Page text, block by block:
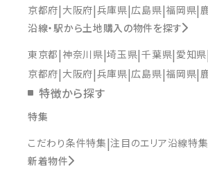
京都府 大阪府 兵庫県 広島県 福岡県
沿線・駅から土地購入の物件を探す
東京都 神奈川県 埼玉県 千葉県 愛知県
京都府 大阪府 兵庫県 広島県 福岡県
特徴から探す
特集
こだわり条件特集 注目のエリア沿線特集
新着物件